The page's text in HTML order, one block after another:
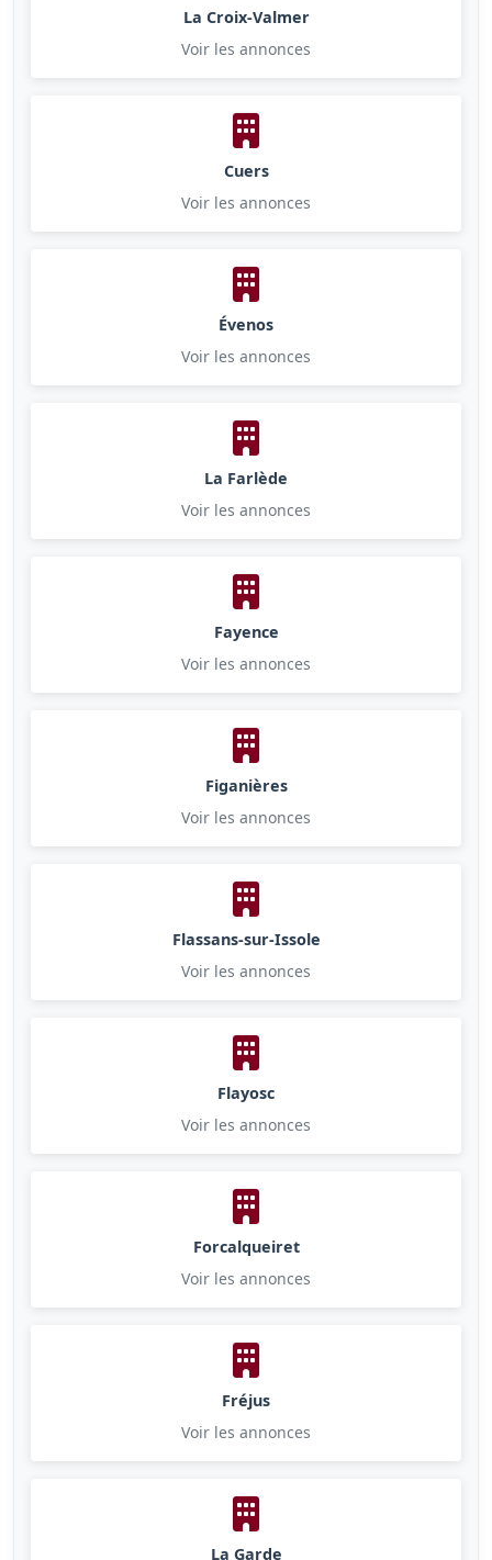
La Croix-Valmer
Voir les annonces
Cuers
Voir les annonces
Évenos
Voir les annonces
La Farlède
Voir les annonces
Fayence
Voir les annonces
Figanières
Voir les annonces
Flassans-sur-Issole
Voir les annonces
Flayosc
Voir les annonces
Forcalqueiret
Voir les annonces
Fréjus
Voir les annonces
La Garde